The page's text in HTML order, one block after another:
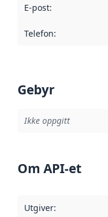
E-post:
Telefon:
Gebyr
Ikke oppgitt
Om API-et
Utgiver: